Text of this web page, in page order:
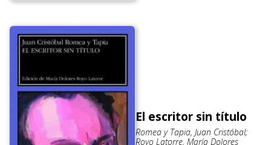
El escritor sin título
Romea y Tapia, Juan Cristóbal;
Royo Latorre, María Dolores